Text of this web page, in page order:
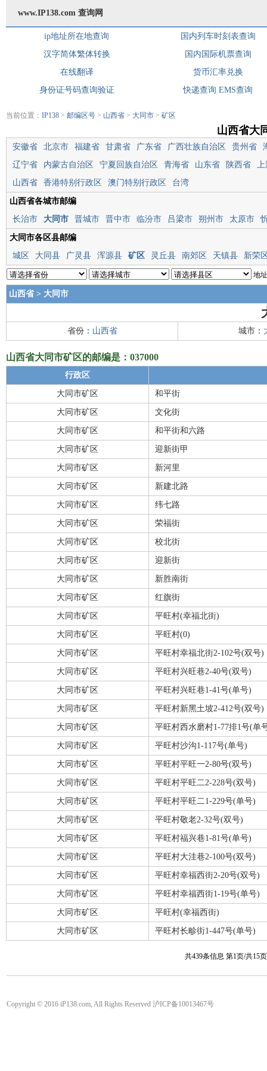
www.IP138.com 查询网
ip地址所在地查询
国内列车时刻表查询
汉字简体繁体转换
国内国际机票查询
在线翻译
货币汇率兑换
身份证号码查询验证
快递查询 EMS查询
当前位置： IP138 > 邮编区号 > 山西省 > 大同市 > 矿区
山西省大
安徽省 北京市 福建省 甘肃省 广东省 广西壮族自治区 贵州省
辽宁省
内蒙古自治区 宁夏回族自治区 青海省 山东省 陕西省
上
山西省
香港特别行政区 澳门特别行政区 台湾
山西省各城市邮编
长治市
大同市 晋城市 晋中市 临汾市 吕梁市 朔州市 太原市
大同市各区县邮编
城区
大同县 广灵县 浑源县 矿区 灵丘县 南郊区 天镇县 新荣
地
山西省> 大同市
省份： 山西省 城市：
山西省大同市矿区的邮编是：037000
行政区
大同市矿区 和平街
大同市矿区 文化街
大同市矿区 和平街和六路
大同市矿区 迎新街甲
大同市矿区 新河里
大同市矿区 新建北路
大同市矿区 纬七路
大同市矿区 荣福街
大同市矿区 校北街
大同市矿区 迎新街
大同市矿区 新胜南街
大同市矿区 红旗街
大同市矿区 平旺村(幸福北街)
大同市矿区 平旺村(0)
大同市矿区 平旺村幸福北街2-102号(双号)
大同市矿区 平旺村兴旺巷2-40号(双号)
大同市矿区 平旺村兴旺巷1-41号(单号)
大同市矿区 平旺村新黑土坡2-412号(双号)
大同市矿区 平旺村西水磨村1-77排1号(单
大同市矿区 平旺村沙沟1-117号(单号)
大同市矿区 平旺村平旺一2-80号(双号)
大同市矿区 平旺村平旺二2-228号(双号)
大同市矿区 平旺村平旺二1-229号(单号)
大同市矿区 平旺村敬老2-32号(双号)
大同市矿区 平旺村福兴巷1-81号(单号)
大同市矿区 平旺村大洼巷2-100号(双号)
大同市矿区 平旺村幸福西街2-20号(双号)
大同市矿区 平旺村幸福西街1-19号(单号)
大同市矿区 平旺村(幸福西街)
大同市矿区 平旺村长畛街1-447号(单号)
共439条信息 第1页/共15
Copyright © 2016 iP138.com, All Rights Reserved 沪ICP备10013467号